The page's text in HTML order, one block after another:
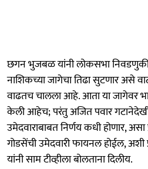
छगन भुजबळ यांनी लोकसभा
नाशिकच्या जागेचा तिढा सुटणार असे
वाढतच चालला आहे. आता या जागेवर
केली आहेच; परंतु अजित पवार
उमेदवाराबाबत निर्णय कधी होणार,
गोडसेंची उमेदवारी फायनल होईल, अशी
यांनी साम टीव्हीला बोलताना दिलीय.